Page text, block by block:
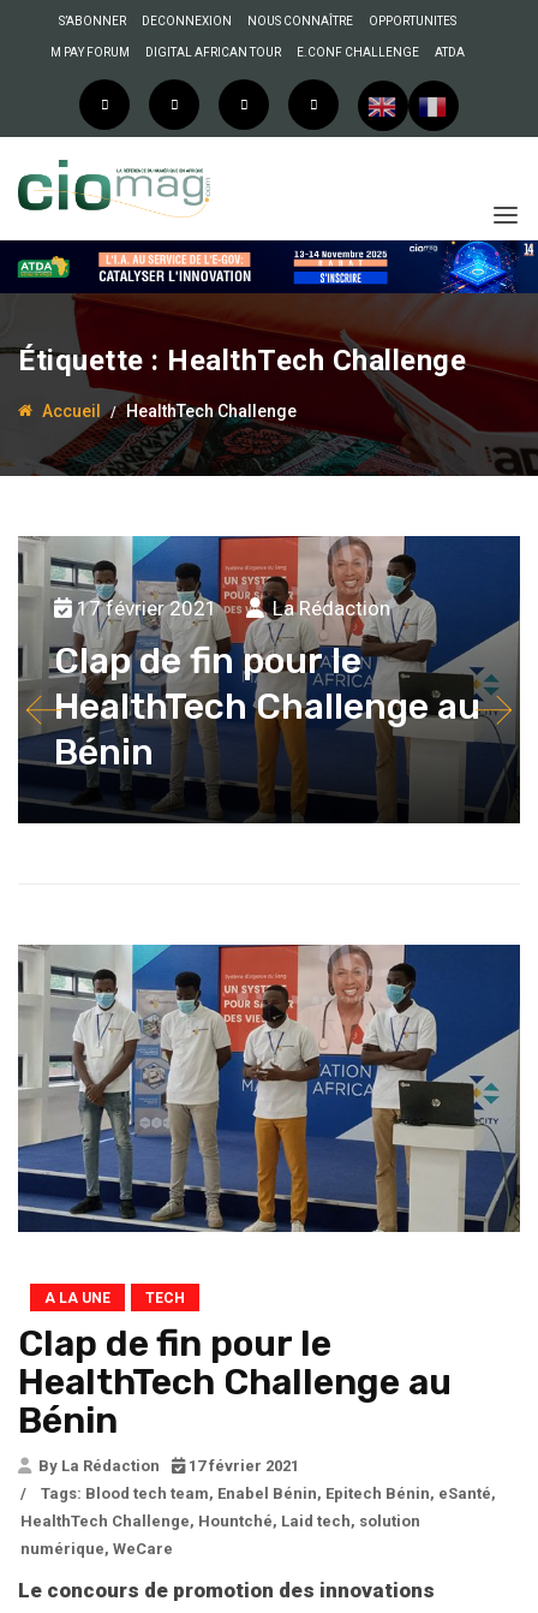
S’ABONNER DECONNEXION NOUS CONNAÎTRE OPPORTUNITES
M PAY FORUM DIGITAL AFRICAN TOUR E.CONF CHALLENGE ATDA
Étiquette : HealthTech Challenge
Accueil HealthTech Challenge
17 février 2021 La Rédaction
Clap de fin pour le
HealthTech Challenge au
Bénin
A LA UNE TECH
Clap de fin pour le
HealthTech Challenge au
Bénin
By La Rédaction
17 février 2021
/
Tags: Blood tech team, Enabel Bénin, Epitech Bénin, eSanté,
HealthTech Challenge, Hountché, Laid tech, solution
numérique, WeCare
Le concours de promotion des innovations